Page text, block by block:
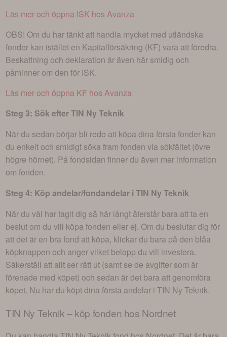
Läs mer och öppna ISK hos Avanza
OBS! Om du har tänkt att handla mycket med utländska
fonder kan istället en Kapitalförsäkring (KF) vara att föredra.
Beskattning och deklaration är även här smidig och
påminner om den för ISK.
Läs mer och öppna KF hos Avanza
Steg 3: Sök efterTIN Ny Teknik
När du sedan börjar bli redo att köpa dina första fonder kan
du enkelt och smidigt söka fram fonden via sökfältet (övre
högre hörnet). På fondsidan finner du även mer information
om fonden.
Steg 4: Köp andelar/fondandelar iTIN Ny Teknik
När du väl har tagit dig så här långt återstår bara att ta en
beslut om du vill köpa fonden eller ej. Om du beslutar dig för
att det är en bra fond att köpa, klickar du bara på den blåa
köpknappen och anger vilket belopp du vill investera.
Säkerställ att allt ser rätt ut (samt se de avgifter som är
förenade med köpet) och sedan är det bara att genomföra
köpet. Nu har du köpt dina första andelar iTIN Ny Teknik.
TIN Ny Teknik– köp fonden hos Nordnet